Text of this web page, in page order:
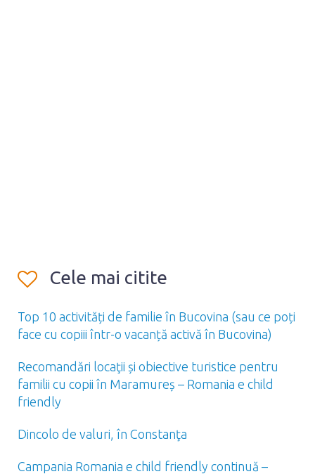
Cele mai citite
Top 10 activități de familie în Bucovina (sau ce poți
face cu copiii într-o vacanță activă în Bucovina)
Recomandări locaţii și obiective turistice pentru
familii cu copii în Maramureș – Romania e child
friendly
Dincolo de valuri, în Constanţa
Campania Romania e child friendly continuă –